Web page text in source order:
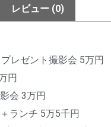
レビュー (0)
ゼント撮影会 5万円
円
会 3万円
ランチ 5万5千円